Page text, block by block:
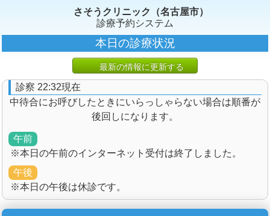
さそうクリニック（名古屋市）
診療予約システム
本日の診療状況
最新の情報に更新する
診察 22:32現在
中待合にお呼びしたときにいらっしゃらない場合は順番が
後回しになります。
午前
※本日の午前のインターネット受付は終了しました。
午後
※本日の午後は休診です。